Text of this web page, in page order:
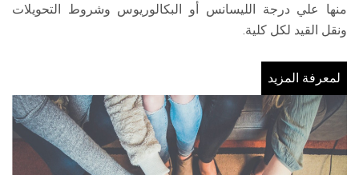
منها علي درجة الليسانس أو البكالوريوس وشروط التحويلات
ونقل القيد لكل كلية.
لمعرفة المزيد